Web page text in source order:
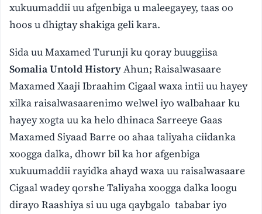
xukuumaddii uu afgenbiga u maleegayey, taas oo
hoos u dhigtay shakiga geli kara.
Sida uu Maxamed Turunji ku qoray buuggiisa
Somalia Untold HistoryAhun; Raisalwasaare
Maxamed Xaaji Ibraahim Cigaal waxa intii uu hayey
xilka raisalwasaarenimo welwel iyo walbahaar ku
hayey xogta uu ka helo dhinaca Sarreeye Gaas
Maxamed Siyaad Barre oo ahaa taliyaha ciidanka
xoogga dalka, dhowr bil ka hor afgenbiga
xukuumaddii rayidka ahayd waxa uu raisalwasaare
Cigaal wadey qorshe Taliyaha xoogga dalka loogu
dirayo Raashiya si uu uga qaybgalo tababar iyo